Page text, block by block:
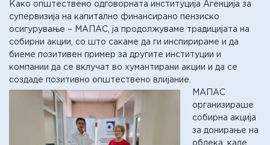
Како општествено одговорната институција Агенција за
супервизија на капитално финансирано пензиско
осигурување – МАПАС, ја продолжуваме традицијата на
собирни акции, со што сакаме да ги инспирираме и да
биеме позитивен пример за другите институции и
компании да се вклучат во хумантирани акции и да се
создаде позитивно општествено влијание.
МАПАС
организираше
собирна акција
за донирање на
облека, каде